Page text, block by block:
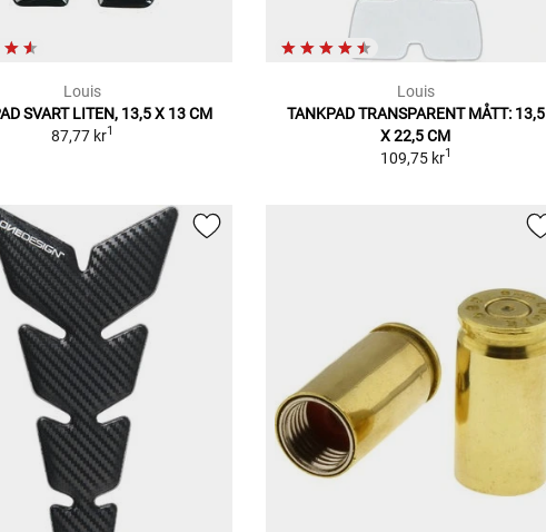
Louis
SVART LITEN, 13,5 X 13 CM
87,77 kr1
Louis
TANKPAD TRANSPARENT MÅTT: 13,5
X 22,5 CM
109,75 kr1